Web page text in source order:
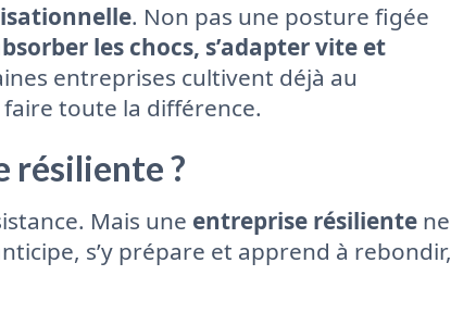
. Non pas une posture figée
les chocs, s’adapter vite et
entreprises cultivent déjà au
toute la différence.
résiliente ?
Mais une entreprise résiliente ne
s’y prépare et apprend à rebondir,